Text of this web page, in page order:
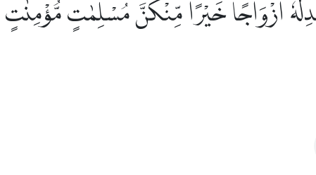
اَزْوَاجًا خَيْرًا مِّنْكُنَّ مُسْلِمٰتٍ